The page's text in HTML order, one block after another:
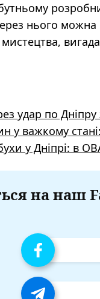
нього можна
удар по
у важкому
у Дніпрі: в
на наш